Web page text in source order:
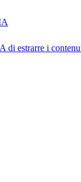
di estrarre i